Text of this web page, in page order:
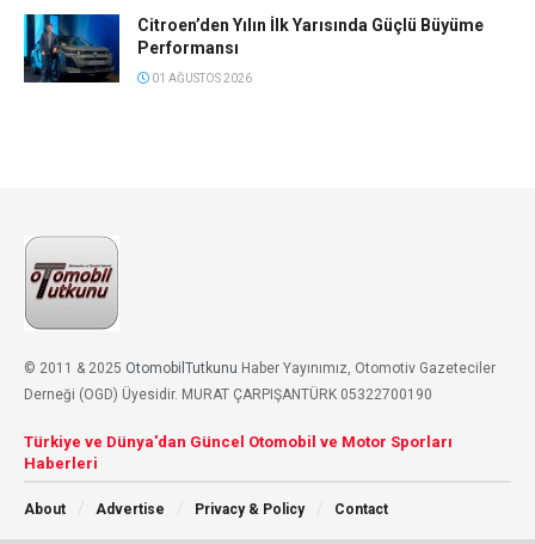
Citroen’den Yılın İlk Yarısında Güçlü Büyüme
Performansı
01 AĞUSTOS 2026
© 2011 & 2025 OtomobilTutkunu Haber Yayınımız, Otomotiv Gazeteciler
Derneği (OGD) Üyesidir. MURAT ÇARPIŞANTÜRK 05322700190
Türkiye ve Dünya'dan Güncel Otomobil ve Motor Sporları
Haberleri
About Advertise Privacy & Policy Contact